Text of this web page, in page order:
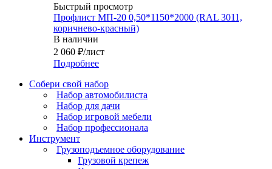
Быстрый просмотр
Профлист МП-20 0,50*1150*2000 (RAL 3011,
коричнево-красный)
В наличии
2 060 ₽/лист
Подробнее
Собери свой набор
Набор автомобилиста
Набор для дачи
Набор игровой мебели
Набор профессионала
Инструмент
Грузоподъемное оборудование
Грузовой крепеж